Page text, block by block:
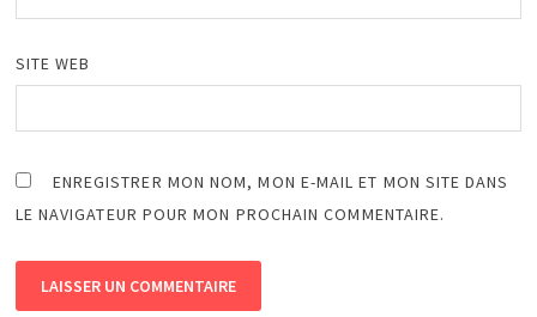
SITE WEB
ENREGISTRER MON NOM, MON E-MAIL ET MON SITE DANS
LE NAVIGATEUR POUR MON PROCHAIN COMMENTAIRE.